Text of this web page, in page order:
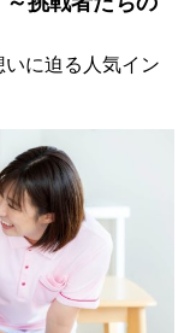
に迫る人気イン